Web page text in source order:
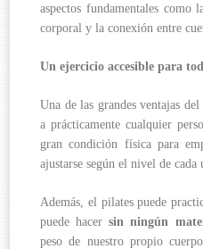
aspectos fundamentales
corporal y la conexión entre
Un ejercicio accesible para
Una de las grandes ventajas
a prácticamente cualquier
gran condición física para
ajustarse según el nivel de cada
Además, el pilates puede
puede hacersin ningún
peso de nuestro propio